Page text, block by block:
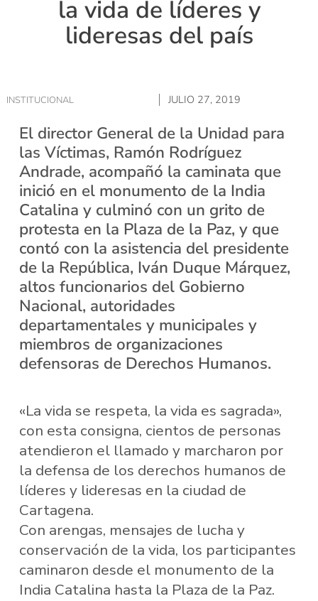
la vida de líderes y
lideresas del país
INSTITUCIONAL JULIO 27, 2019
El director General de la Unidad para
las Víctimas, Ramón Rodríguez
Andrade, acompañó la caminata que
inició en el monumento de la India
Catalina y culminó con un grito de
protesta en la Plaza de la Paz, y que
contó con la asistencia del presidente
de la República, Iván Duque Márquez,
altos funcionarios del Gobierno
Nacional, autoridades
departamentales y municipales y
miembros de organizaciones
defensoras de Derechos Humanos.
«La vida se respeta, la vida es sagrada»,
con esta consigna, cientos de personas
atendieron el llamado y marcharon por
la defensa de los derechos humanos de
líderes y lideresas en la ciudad de
Cartagena.
Con arengas, mensajes de lucha y
conservación de la vida, los participantes
caminaron desde el monumento de la
India Catalina hasta la Plaza de la Paz.